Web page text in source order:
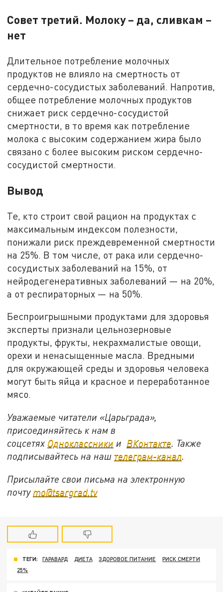
Совет третий. Молоку – да, сливкам –
нет
Длительное потребление молочных
продуктов не влияло на смертность от
сердечно-сосудистых заболеваний. Напротив,
общее потребление молочных продуктов
снижает риск сердечно-сосудистой
смертности, в то время как потребление
молока с высоким содержанием жира было
связано с более высоким риском сердечно-
сосудистой смертности.
Вывод
Те, кто строит свой рацион на продуктах с
максимальным индексом полезности,
понижали риск преждевременной смертности
на 25%. В том числе, от рака или сердечно-
сосудистых заболеваний на 15%, от
нейродегенеративных заболеваний — на 20%,
а от респираторных — на 50%.
Беспроигрышными продуктами для здоровья
эксперты признали цельнозерновые
продукты, фрукты, некрахмалистые овощи,
орехи и ненасыщенные масла. Вредными
для окружающей среды и здоровья человека
могут быть яйца и красное и переработанное
мясо.
Уважаемые читатели «Царьграда»,
присоединяйтесь к нам в
соцсетях Одноклассники и ВКонтакте. Также
подписывайтесь на наш телеграм-канал.
Присылайте свои письма на электронную
почту mo@tsargrad.tv
ТЕГИ: ГАРАВАРД ДИЕТА ЗДОРОВОЕ ПИТАНИЕ
РИСК СМЕРТИ
25%